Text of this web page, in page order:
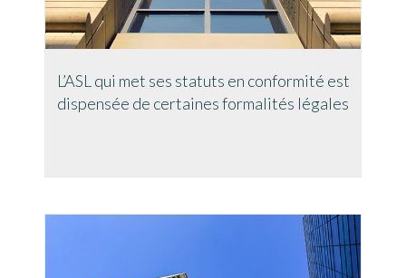
L’ASL qui met ses statuts en conformité est
dispensée de certaines formalités légales